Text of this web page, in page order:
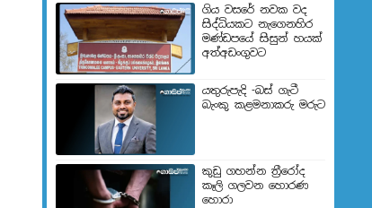
ගිය වසරේ නවක වද
සිද්ධියකට නැගෙනහිර
මණ්ඩපයේ සිසුන් හයක්
අත්අඩංගුවට
යතුරුපැදි -බස් ගැටී
බැංකු කළමනාකරු මරුට
කුඩු ගහන්න ත්‍රීරෝද
කෑලි ගලවන හොරණ
හොරා